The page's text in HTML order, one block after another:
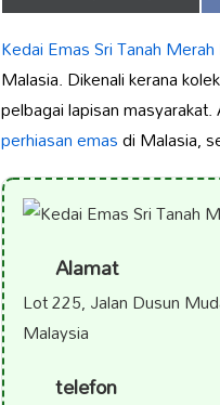
on
Kedai Emas Sri Tanah Merah
Malasia. Dikenali kerana
pelbagai lapisan
perhiasan emasdi Malasia,
Alamat
Lot 225, Jalan Dusun
Malaysia
telefon